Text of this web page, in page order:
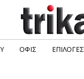
ΟΦΙΣ ΕΠΙΛΟΓΈΣ